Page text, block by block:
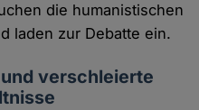
die humanistischen
laden zur Debatte ein.
verschleierte